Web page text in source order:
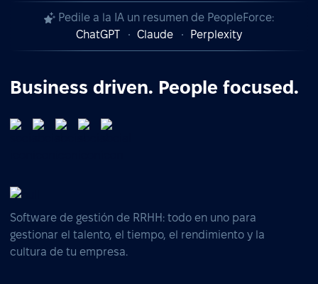
Pedile a la IA un resumen de PeopleForce:
ChatGPT
Claude Perplexity
Business driven. People focused.
Software de gestión de RRHH: todo en uno para
gestionar el talento, el tiempo, el rendimiento y la
cultura de tu empresa.